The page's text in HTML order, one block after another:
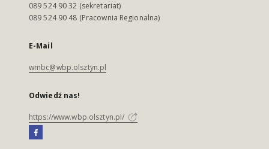
089 524 90 32 (sekretariat)
089 524 90 48 (Pracownia Regionalna)
E-Mail
wmbc@wbp.olsztyn.pl
Odwiedź nas!
https://www.wbp.olsztyn.pl/